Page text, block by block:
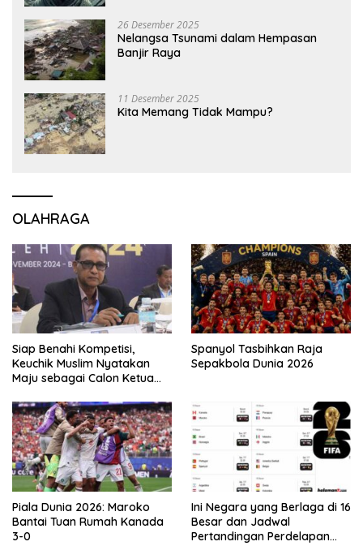
26 Desember 2025
Nelangsa Tsunami dalam Hempasan
Banjir Raya
11 Desember 2025
Kita Memang Tidak Mampu?
OLAHRAGA
Siap Benahi Kompetisi,
Keuchik Muslim Nyatakan
Maju sebagai Calon Ketua
Spanyol Tasbihkan Raja
Sepakbola Dunia 2026
Piala Dunia 2026: Maroko
Bantai Tuan Rumah Kanada
3-0
Ini Negara yang Berlaga di 16
Besar dan Jadwal
Pertandingan Perdelapan